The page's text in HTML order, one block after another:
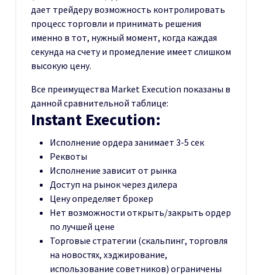
дает трейдеру возможность контролировать
процесс торговли и принимать решения
именно в тот, нужный момент, когда каждая
секунда на счету и промедление имеет слишком
высокую цену.
Все преимущества Market Execution показаны в
данной сравнительной таблице:
Instant Execution:
Исполнение ордера занимает 3-5 сек
Реквоты
Исполнение зависит от рынка
Доступ на рынок через дилера
Цену определяет брокер
Нет возможности открыть/закрыть ордер
по лучшей цене
Торговые стратегии (скальпинг, торговля
на новостях, хэджирование,
использование советников) ограничены